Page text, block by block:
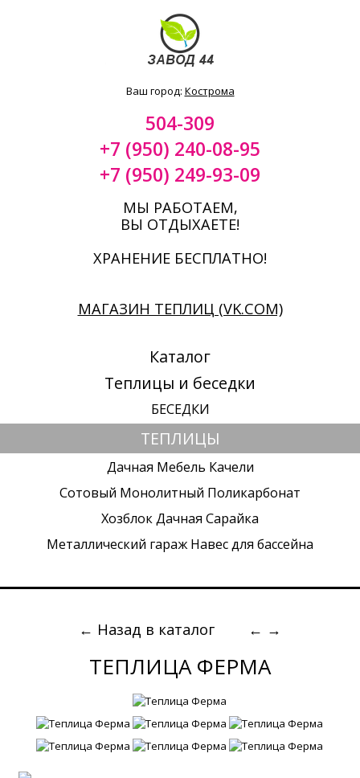
Ваш город: Кострома
504-309
+7 (950) 240-08-95
+7 (950) 249-93-09
МЫ РАБОТАЕМ,
ВЫ ОТДЫХАЕТЕ!
ХРАНЕНИЕ БЕСПЛАТНО!
МАГАЗИН ТЕПЛИЦ (VK.COM)
Каталог
Теплицы и беседки
БЕСЕДКИ
ТЕПЛИЦЫ
Дачная Мебель Качели
Сотовый Монолитный Поликарбонат
Хозблок Дачная Сарайка
Металлический гараж Навес для бассейна
← Назад в каталог ← →
ТЕПЛИЦА ФЕРМА